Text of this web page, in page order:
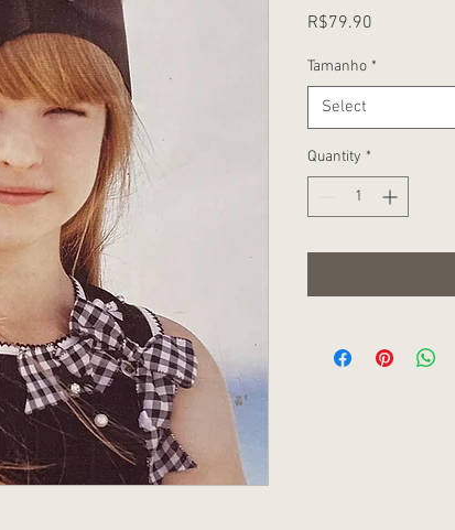
R$79.90
Tamanho *
Select
Quantity *